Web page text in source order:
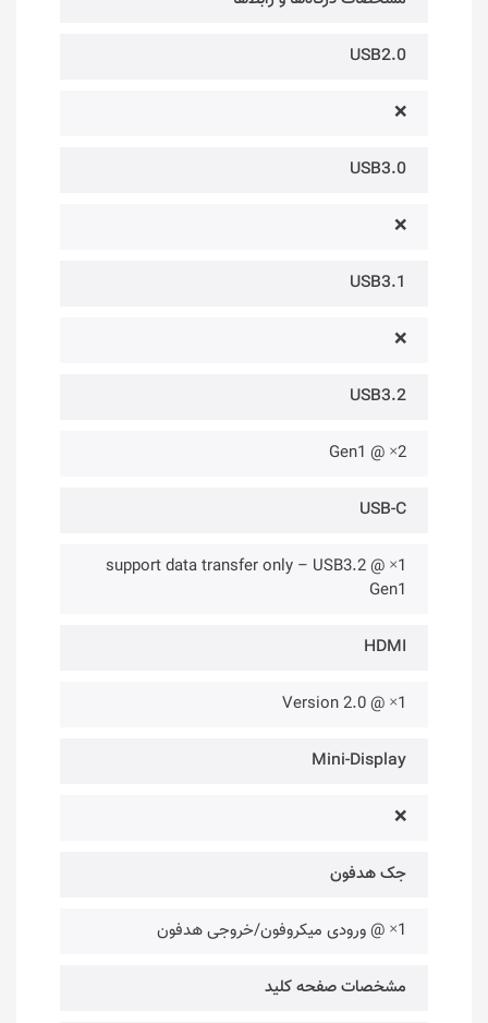
USB2.0
❌
USB3.0
❌
USB3.1
❌
USB3.2
2× @ Gen1
USB-C
1× @ support data transfer only – USB3.2
Gen1
HDMI
1× @ Version 2.0
Mini-Display
❌
جک هدفون
1× @ ورودی میکروفون/خروجی هدفون
مشخصات صفحه کلید